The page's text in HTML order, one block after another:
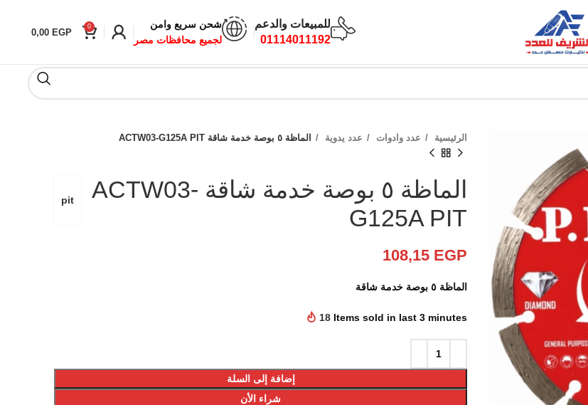
للمبيعات والدعم
01114011192
شحن سريع وامن
لجميع محافظات مصر
0
0,00 EGP
الرئيسية عدد وادوات عدد يدوية الماظة ٥ بوصة خدمة شاقة ACTW03-G125A PIT
pit
الماظة ٥ بوصة خدمة شاقة ACTW03-
G125A PIT
108,15 EGP
الماظة ٥ بوصة خدمة شاقة
18 Items sold in last 3 minutes
إضافة إلى السلة
شراء الأن